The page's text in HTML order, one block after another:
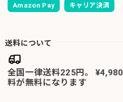
Amazon Pay キャリア決済
送料について
全国一律送料225円。
料が無料になります